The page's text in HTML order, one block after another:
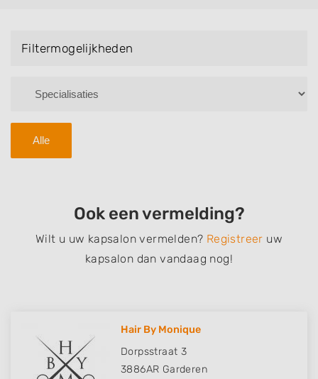
Filtermogelijkheden
Alle
Ook een vermelding?
Wilt u uw kapsalon vermelden? Registreer uw
kapsalon dan vandaag nog!
Hair By Monique
Dorpsstraat 3
3886AR Garderen